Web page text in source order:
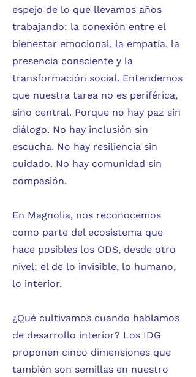
espejo de lo que llevamos años
trabajando: la conexión entre el
bienestar emocional, la empatía, la
presencia consciente y la
transformación social. Entendemos
que nuestra tarea no es periférica,
sino central. Porque no hay paz sin
diálogo. No hay inclusión sin
escucha. No hay resiliencia sin
cuidado. No hay comunidad sin
compasión.
En Magnolia, nos reconocemos
como parte del ecosistema que
hace posibles los ODS, desde otro
nivel: el de lo invisible, lo humano,
lo interior.
¿Qué cultivamos cuando hablamos
de desarrollo interior? Los IDG
proponen cinco dimensiones que
también son semillas en nuestro